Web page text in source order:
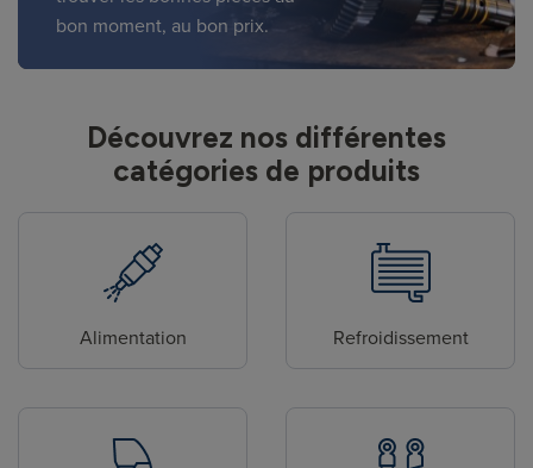
bon moment, au bon prix.
Découvrez nos différentes
catégories de produits
Alimentation Refroidissement